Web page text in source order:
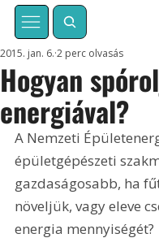
Hogyan
energiával?
2015. jan. 6. 2 perc olvasás
A Nemzeti
épületgépészeti
gazdaságosabb, ha
növeljük, vagy eleve
energia mennyiségét?